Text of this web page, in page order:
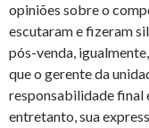
opiniões sobre o
escutaram e fizeram
pós-venda,
que o gerente da
responsabilidade final
entretanto, sua